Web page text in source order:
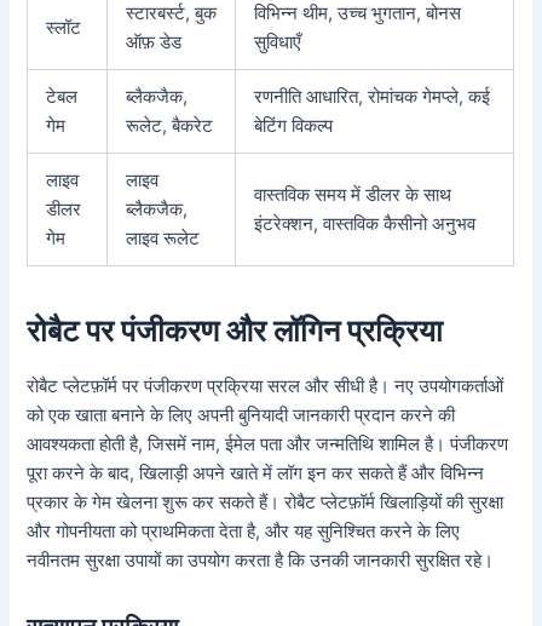
स्लॉट
स्टारबर्स्ट, बुक
ऑफ़ डेड
विभिन्न थीम, उच्च भुगतान, बोनस
सुविधाएँ
टेबल
गेम
ब्लैकजैक,
रूलेट, बैकरेट
रणनीति आधारित, रोमांचक गेमप्ले, कई
बेटिंग विकल्प
लाइव
डीलर
गेम
लाइव
ब्लैकजैक,
लाइव रूलेट
वास्तविक समय में डीलर के साथ
इंटरेक्शन, वास्तविक कैसीनो अनुभव
रोबैट पर पंजीकरण और लॉगिन प्रक्रिया
रोबैट प्लेटफ़ॉर्म पर पंजीकरण प्रक्रिया सरल और सीधी है। नए उपयोगकर्ताओं
को एक खाता बनाने के लिए अपनी बुनियादी जानकारी प्रदान करने की
आवश्यकता होती है, जिसमें नाम, ईमेल पता और जन्मतिथि शामिल है। पंजीकरण
पूरा करने के बाद, खिलाड़ी अपने खाते में लॉग इन कर सकते हैं और विभिन्न
प्रकार के गेम खेलना शुरू कर सकते हैं। रोबैट प्लेटफ़ॉर्म खिलाड़ियों की सुरक्षा
और गोपनीयता को प्राथमिकता देता है, और यह सुनिश्चित करने के लिए
नवीनतम सुरक्षा उपायों का उपयोग करता है कि उनकी जानकारी सुरक्षित रहे।